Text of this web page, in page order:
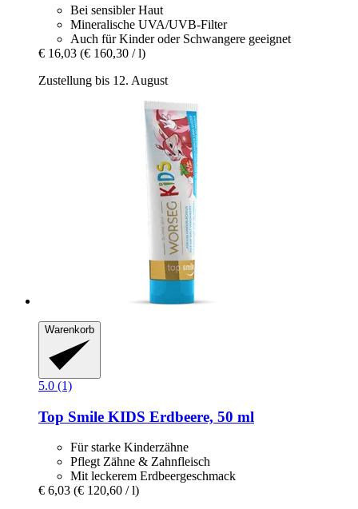
Bei sensibler Haut
Mineralische UVA/UVB-Filter
Auch für Kinder oder Schwangere geeignet
€ 16,03 (€ 160,30 / l)
Zustellung bis 12. August
Warenkorb
5.0 (1)
Top Smile KIDS Erdbeere, 50 ml
Für starke Kinderzähne
Pflegt Zähne & Zahnfleisch
Mit leckerem Erdbeergeschmack
€ 6,03 (€ 120,60 / l)